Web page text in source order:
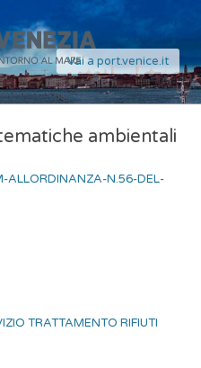
Vai a port.venice.it
ambientali
ALLORDINANZA-N.56-DEL-
TRATTAMENTO RIFIUTI